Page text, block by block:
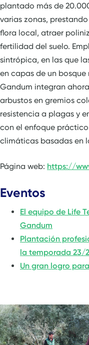
plantado más de
varias zonas,
flora local, atraer
fertilidad del suelo.
sintrópica, en las que
en capas de un
Gandum integran
arbustos en gremios
resistencia a plagas y
con el enfoque
climáticas basadas en
Página web: https://
Eventos
El equipo de Life
Gandum
Plantación
la temporada 23/
Un gran logro